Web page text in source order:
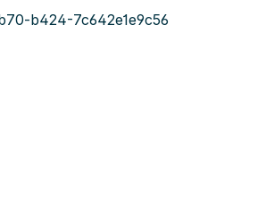
b424-7c642e1e9c56